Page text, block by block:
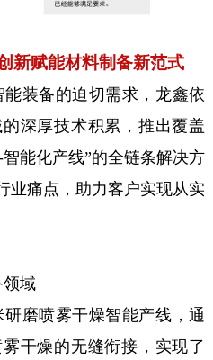
新赋能材料制备新范式
备的迫切需求，龙鑫依
深厚技术积累，推出覆盖
能化产线”的全链条解决方
业痛点，助力客户实现从实
域
喷雾干燥智能产线，通
干燥的无缝衔接，实现了